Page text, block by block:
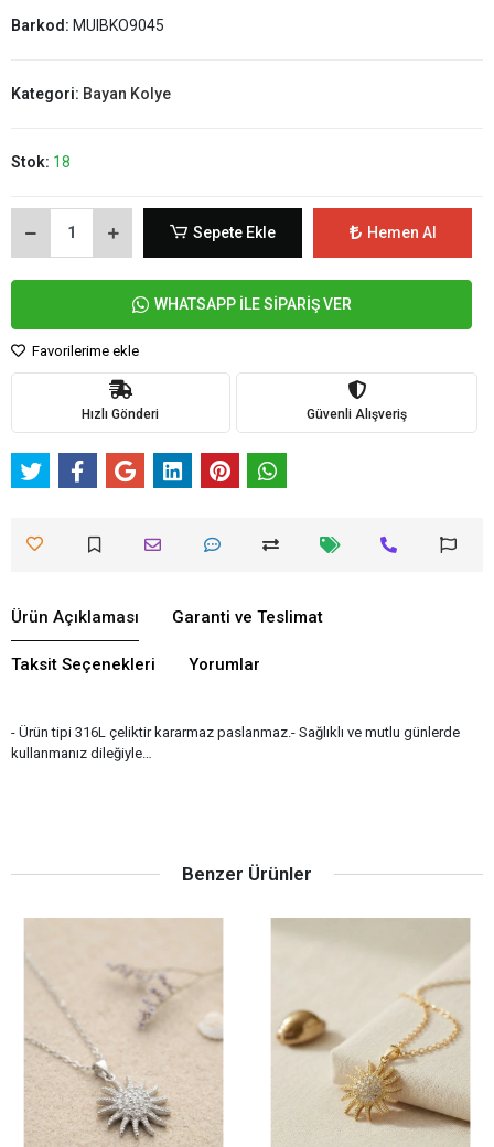
Barkod: MUIBKO9045
Kategori: Bayan Kolye
Stok: 18
Sepete Ekle Hemen Al
WHATSAPP İLE SİPARİŞ VER
Favorilerime ekle
Hızlı Gönderi Güvenli Alışveriş
Ürün Açıklaması Garanti ve Teslimat
Taksit Seçenekleri Yorumlar
- Ürün tipi 316L çeliktir kararmaz paslanmaz.- Sağlıklı ve mutlu günlerde
kullanmanız dileğiyle…
Benzer Ürünler